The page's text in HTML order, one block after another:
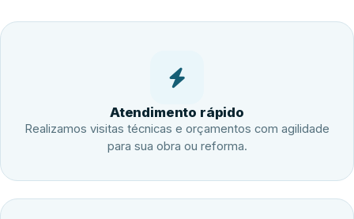
Atendimento rápido
Realizamos visitas técnicas e orçamentos com agilidade
para sua obra ou reforma.